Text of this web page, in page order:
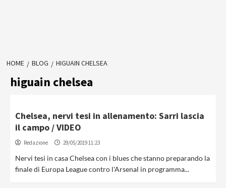
HOME BLOG HIGUAIN CHELSEA
higuain chelsea
Chelsea, nervi tesi in allenamento: Sarri lascia
il campo / VIDEO
Redazione 29/05/2019 11:23
Nervi tesi in casa Chelsea con i blues che stanno preparando la
finale di Europa League contro l'Arsenal in programma...